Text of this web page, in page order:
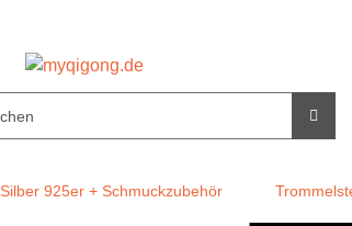
Silber 925er + Schmuckzubehör